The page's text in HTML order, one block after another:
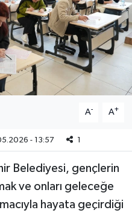
A- A+
- 13:57 1
Belediyesi, gençlerin
ve onları geleceğe
hayata geçirdiği